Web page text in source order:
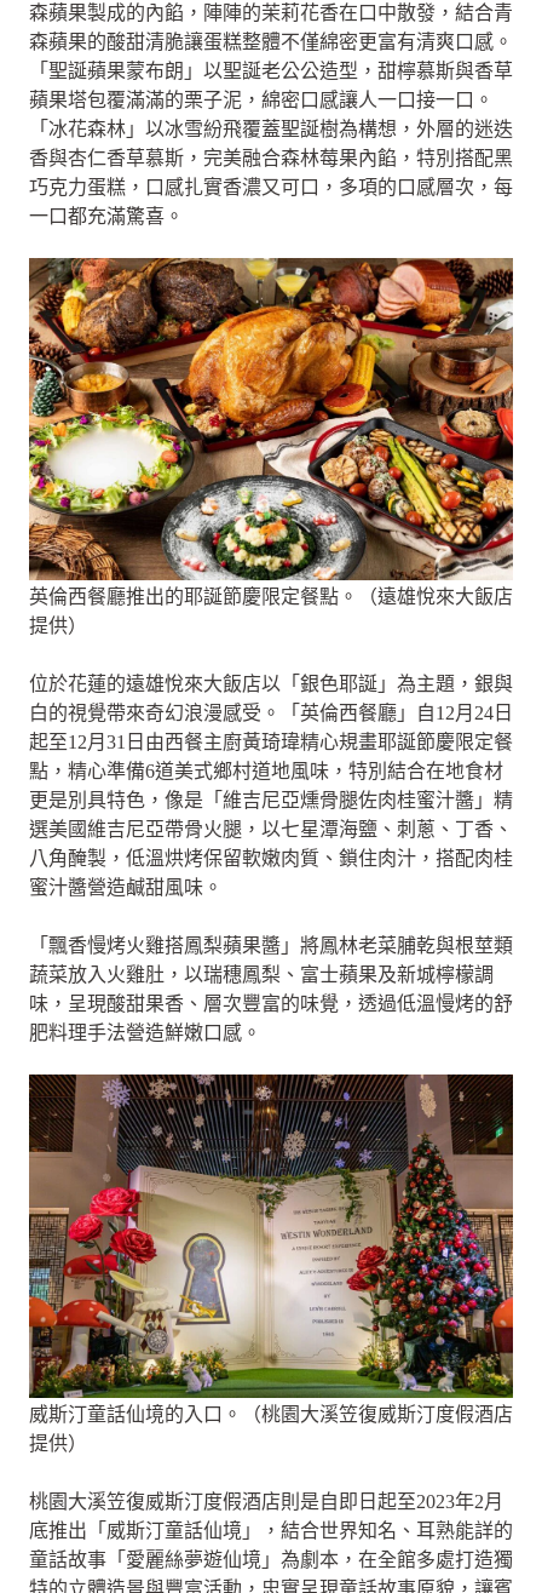
森蘋果製成的內餡，陣陣的茉莉花香在口中散發，結合青
森蘋果的酸甜清脆讓蛋糕整體不僅綿密更富有清爽口感。
「聖誕蘋果蒙布朗」以聖誕老公公造型，甜檸慕斯與香草
蘋果塔包覆滿滿的栗子泥，綿密口感讓人一口接一口。
「冰花森林」以冰雪紛飛覆蓋聖誕樹為構想，外層的迷迭
香與杏仁香草慕斯，完美融合森林莓果內餡，特別搭配黑
巧克力蛋糕，口感扎實香濃又可口，多項的口感層次，每
一口都充滿驚喜。
英倫西餐廳推出的耶誕節慶限定餐點。（遠雄悅來大飯店
提供）
位於花蓮的遠雄悅來大飯店以「銀色耶誕」為主題，銀與
白的視覺帶來奇幻浪漫感受。「英倫西餐廳」自12月24日
起至12月31日由西餐主廚黃琦瑋精心規畫耶誕節慶限定餐
點，精心準備6道美式鄉村道地風味，特別結合在地食材
更是別具特色，像是「維吉尼亞燻骨腿佐肉桂蜜汁醬」精
選美國維吉尼亞帶骨火腿，以七星潭海鹽、刺蔥、丁香、
八角醃製，低溫烘烤保留軟嫩肉質、鎖住肉汁，搭配肉桂
蜜汁醬營造鹹甜風味。
「飄香慢烤火雞搭鳳梨蘋果醬」將鳳林老菜脯乾與根莖類
蔬菜放入火雞肚，以瑞穗鳳梨、富士蘋果及新城檸檬調
味，呈現酸甜果香、層次豐富的味覺，透過低溫慢烤的舒
肥料理手法營造鮮嫩口感。
威斯汀童話仙境的入口。（桃園大溪笠復威斯汀度假酒店
提供）
桃園大溪笠復威斯汀度假酒店則是自即日起至2023年2月
底推出「威斯汀童話仙境」，結合世界知名、耳熟能詳的
童話故事「愛麗絲夢遊仙境」為劇本，在全館多處打造獨